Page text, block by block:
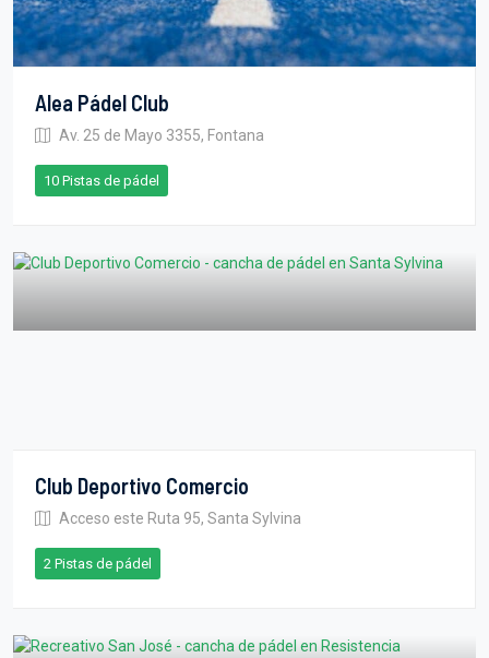
Alea Pádel Club
Av. 25 de Mayo 3355, Fontana
10 Pistas de pádel
Club Deportivo Comercio
Acceso este Ruta 95, Santa Sylvina
2 Pistas de pádel